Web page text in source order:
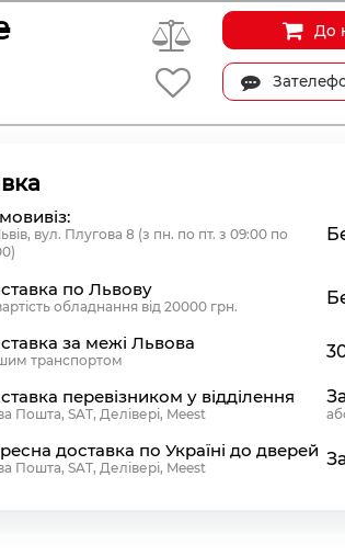
До
вул. Плугова 8 (з пн. по пт. з 09:00 по
по Львову
обладнання від 20000 грн.
за межі Львова
транспортом
перевізником у відділення
Пошта, SAT, Делівері, Meest
доставка по Україні до дверей
Пошта, SAT, Делівері, Meest